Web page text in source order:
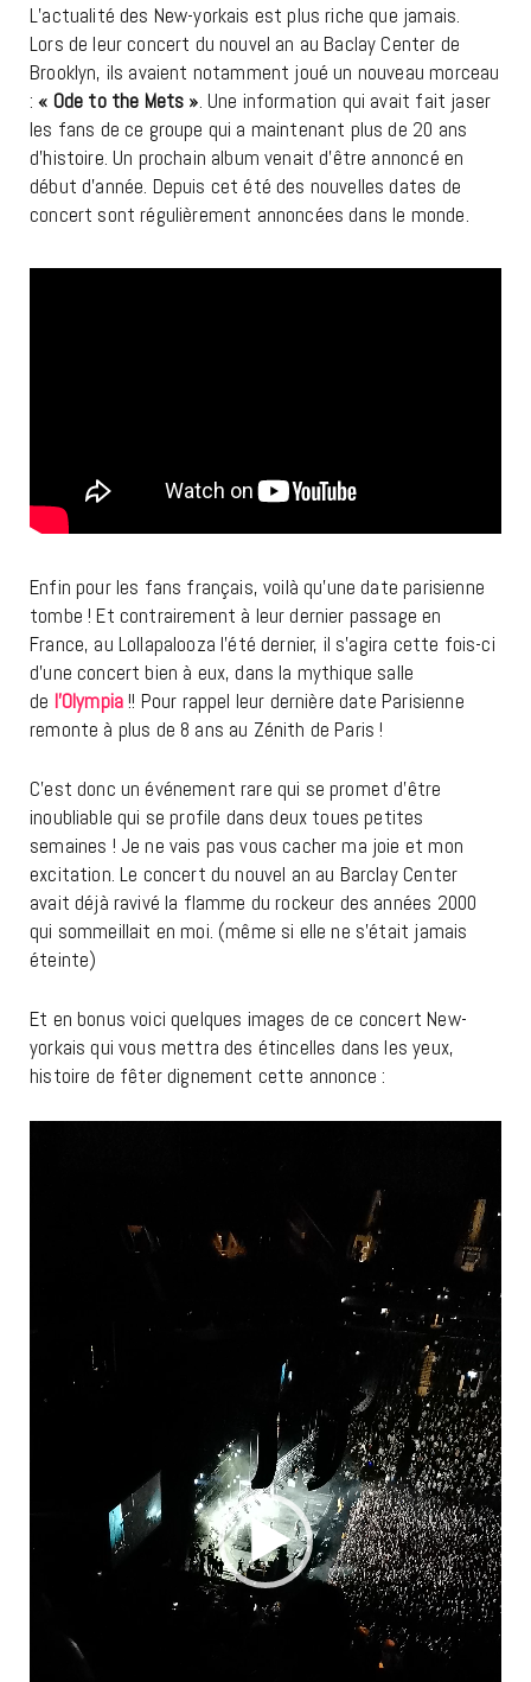
L’actualité des New-yorkais est plus riche que jamais.
Lors de leur concert du nouvel an au Baclay Center de
Brooklyn, ils avaient notamment joué un nouveau morceau
:« Ode to the Mets ». Une information qui avait fait jaser
les fans de ce groupe qui a maintenant plus de 20 ans
d’histoire. Un prochain album venait d’être annoncé en
début d’année. Depuis cet été des nouvelles dates de
concert sont régulièrement annoncées dans le monde.
Enfin pour les fans français, voilà qu’une date parisienne
tombe ! Et contrairement à leur dernier passage en
France, au Lollapalooza l’été dernier, il s’agira cette fois-ci
d’une concert bien à eux, dans la mythique salle
de l’Olympia !! Pour rappel leur dernière date Parisienne
remonte à plus de 8 ans au Zénith de Paris !
C’est donc un événement rare qui se promet d’être
inoubliable qui se profile dans deux toues petites
semaines ! Je ne vais pas vous cacher ma joie et mon
excitation. Le concert du nouvel an au Barclay Center
avait déjà ravivé la flamme du rockeur des années 2000
qui sommeillait en moi. (même si elle ne s’était jamais
éteinte)
Et en bonus voici quelques images de ce concert New-
yorkais qui vous mettra des étincelles dans les yeux,
histoire de fêter dignement cette annonce :